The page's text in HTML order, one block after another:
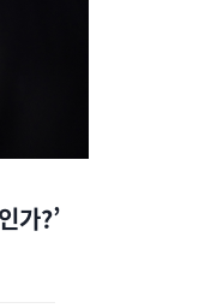
가?’